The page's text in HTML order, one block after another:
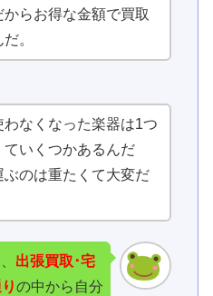
からお得な金額で買取
。
わなくなった楽器は1つ
ていくつかあるんだ
ぶのは重たくて大変だ
出張買取･宅
の中から自分